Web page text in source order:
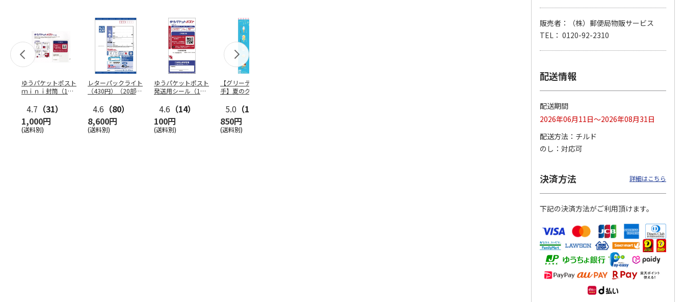
ゆうパケットポスト
ｍｉｎｉ封筒（1個
4.7 （31）
1,000円
(送料別)
レターパックライト
（430円）（20部セ
4.6 （80）
8,600円
(送料別)
ゆうパケットポスト
発送用シール（1個
4.6 （14）
100円
(送料別)
【グリーティング切
手】夏のグリーティ
5.0 （10）
850円
(送料別)
手】ハッピーグリー
【グリーティング切
手】グリーティング
円…
4.8（11）
5,500円
通切手・千鳥（1シ
11,000円
販売者：（株）郵便局物販サービス
TEL： 0120-92-2310
配送情報
配送期間
2026年06月11日～2026年08月31日
配送方法
チルド
のし
対応可
決済方法 詳細はこちら
下記の決済方法がご利用頂けます。